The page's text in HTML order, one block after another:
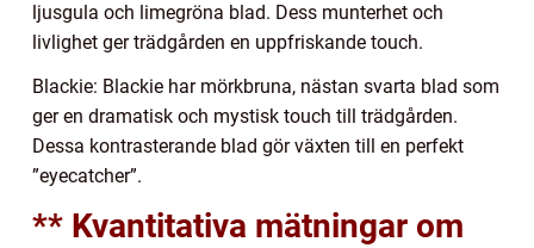
ljusgula och limegröna blad. Dess munterhet och
livlighet ger trädgården en uppfriskande touch.
Blackie: Blackie har mörkbruna, nästan svarta blad som
ger en dramatisk och mystisk touch till trädgården.
Dessa kontrasterande blad gör växten till en perfekt
”eyecatcher”.
** Kvantitativa mätningar om